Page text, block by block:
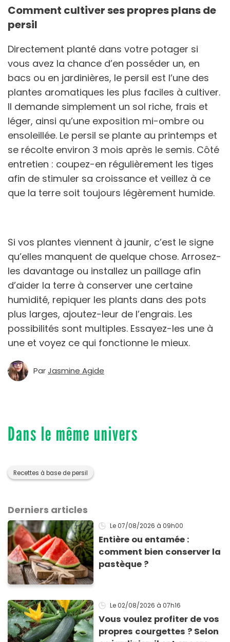
Comment cultiver ses propres plans de
persil
Directement planté dans votre potager si
vous avez la chance d’en posséder un, en
bacs ou en jardinières, le persil est l’une des
plantes aromatiques les plus faciles à cultiver.
Il demande simplement un sol riche, frais et
léger, ainsi qu’une exposition mi-ombre ou
ensoleillée. Le persil se plante au printemps et
se récolte environ 3 mois après le semis. Côté
entretien : coupez-en régulièrement les tiges
afin de stimuler sa croissance et veillez à ce
que la terre soit toujours légèrement humide.
Si vos plantes viennent à jaunir, c’est le signe
qu’elles manquent de quelque chose. Arrosez-
les davantage ou installez un paillage afin
d’aider la terre à conserver une certaine
humidité, repiquer les plants dans des pots
plus larges, ajoutez-leur de l’engrais. Les
possibilités sont multiples. Essayez-les une à
une et voyez ce qui fonctionne le mieux.
ParJasmine Agide
Dans le même univers
Recettes à base de persil
Derniers articles
Le 07/08/2026 à 09h00
Entière ou entamée :
comment bien conserver la
pastèque ?
Le 02/08/2026 à 07h16
Vous voulez profiter de vos
propres courgettes ? Selon